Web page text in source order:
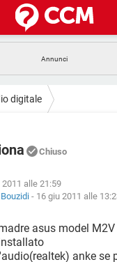
WHATSAPP
GAMING
WINDOWS 10
WHATSAPP
WINDOWS 10
WHATSAPP
GAMING
digitale
Chiuso
2011 alle 21:59
- 16 giu 2011 alle
asus model M2V
anke se